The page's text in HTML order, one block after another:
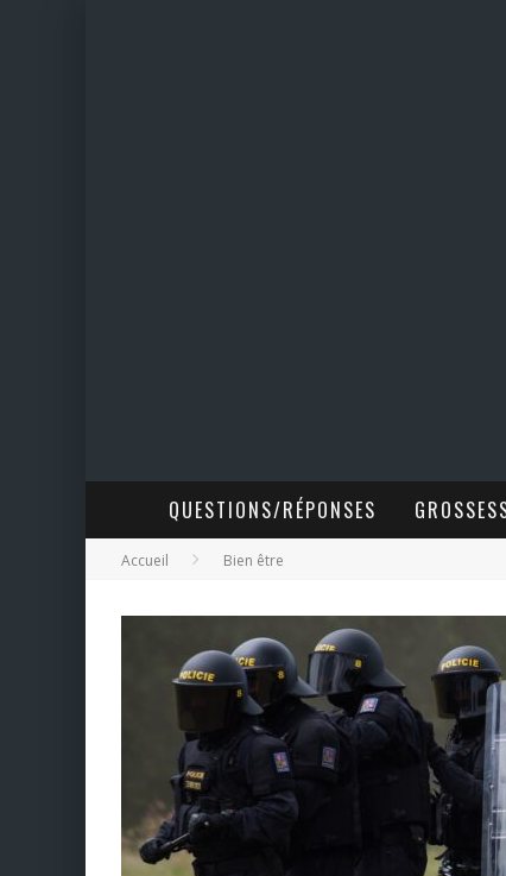
QUESTIONS/RÉPONSES
Accueil Bien être